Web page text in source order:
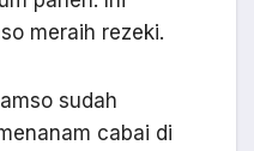
meraih rezeki.
sudah
cabai di